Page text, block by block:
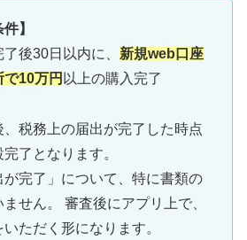
】
後30日以内に、 新規web口座
10万円 以上の購入完了
税務上の届出が完了した時点
了となります。
完了」について、特に書類の
せん。 審査後にアプリ上で、
ただく形になります。